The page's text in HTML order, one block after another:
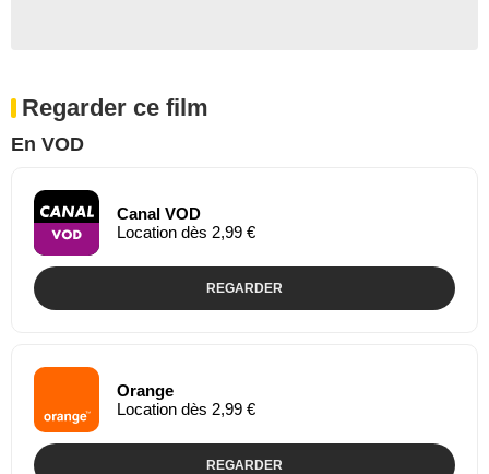
Regarder ce film
En VOD
Canal VOD
Location dès 2,99 €
REGARDER
Orange
Location dès 2,99 €
REGARDER